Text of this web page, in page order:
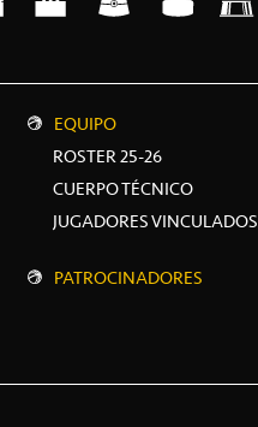
EQUIPO
ROSTER 25-26
CUERPO TÉCNICO
JUGADORES VINCULADOS
PATROCINADORES